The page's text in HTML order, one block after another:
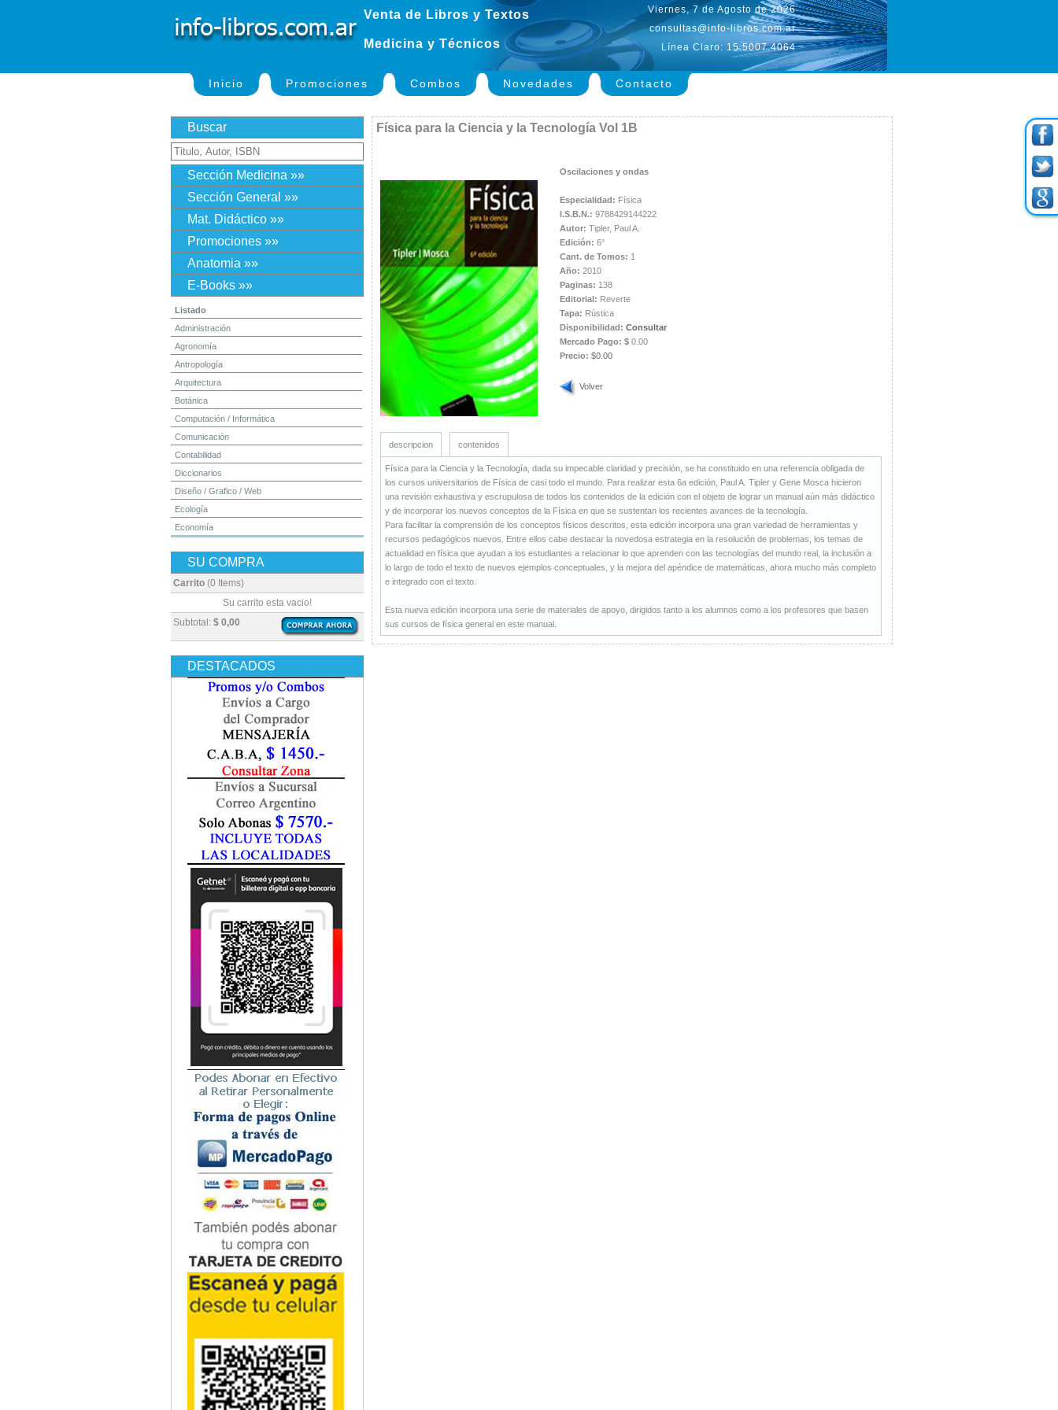
Venta de Libros y Textos
Medicina y Técnicos
Viernes, 7 de Agosto de 2026
consultas@info-libros.com.ar
Línea Claro: 15.5007.4064
Inicio Promociones Combos Novedades Contacto
Buscar
Sección Medicina »»
Sección General »»
Mat. Didáctico »»
Promociones »»
Anatomia »»
E-Books »»
Listado
Administración
Agronomía
Antropología
Arquitectura
Botánica
Computación / Informática
Comunicación
Contabilidad
Diccionarios
Diseño / Grafico / Web
Ecología
Economía
Electrónica
Estadística
Física
Higiene y Seguridad
Historia
Ingeniería
Marketing / Publicidad
Metodología Investigación
Negocios
Periodismo
Política
Programación
Psicología
Química
Recursos Humanos
Redes / LAN / WiFi
Sociología
SU COMPRA
Carrito (0 Items)
Subtotal: $ 0,00
Su carrito esta vacio!
DESTACADOS
Física para la Ciencia y la Tecnología Vol 1B
Oscilaciones y ondas
Especialidad: Física
I.S.B.N.: 9788429144222
Autor: Tipler, Paul A.
Edición: 6°
Cant. de Tomos: 1
Año: 2010
Paginas: 138
Editorial: Reverte
Tapa: Rústica
Disponibilidad: Consultar
Mercado Pago: $ 0.00
Precio: $0.00
Volver
descripcion contenidos
Física para la Ciencia y la Tecnología, dada su impecable claridad y precisión, se ha constituido en una referencia obligada de
los cursos universitarios de Física de casi todo el mundo. Para realizar esta 6a edición, Paul A. Tipler y Gene Mosca hicieron
una revisión exhaustiva y escrupulosa de todos los contenidos de la edición con el objeto de lograr un manual aún más didáctico
y de incorporar los nuevos conceptos de la Física en que se sustentan los recientes avances de la tecnología.
Para facilitar la comprensión de los conceptos físicos descritos, esta edición incorpora una gran variedad de herramientas y
recursos pedagógicos nuevos. Entre ellos cabe destacar la novedosa estrategia en la resolución de problemas, los temas de
actualidad en física que ayudan a los estudiantes a relacionar lo que aprenden con las tecnologías del mundo real, la inclusión a
lo largo de todo el texto de nuevos ejemplos conceptuales, y la mejora del apéndice de matemáticas, ahora mucho más completo
e integrado con el texto.
Esta nueva edición incorpora una serie de materiales de apoyo, dirigidos tanto a los alumnos como a los profesores que basen
sus cursos de física general en este manual.